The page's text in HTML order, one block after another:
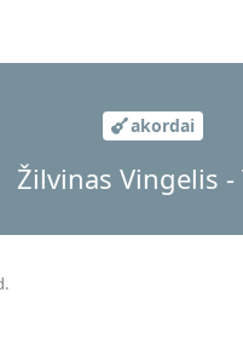
akordai
Žilvinas Vingelis -